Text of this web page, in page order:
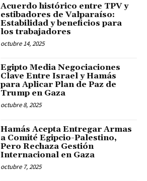
Acuerdo histórico entre TPV y
estibadores de Valparaíso:
Estabilidad y beneficios para
los trabajadores
octubre 14, 2025
Egipto Media Negociaciones
Clave Entre Israel y Hamás
para Aplicar Plan de Paz de
Trump en Gaza
octubre 8, 2025
Hamás Acepta Entregar Armas
a Comité Egipcio-Palestino,
Pero Rechaza Gestión
Internacional en Gaza
octubre 7, 2025